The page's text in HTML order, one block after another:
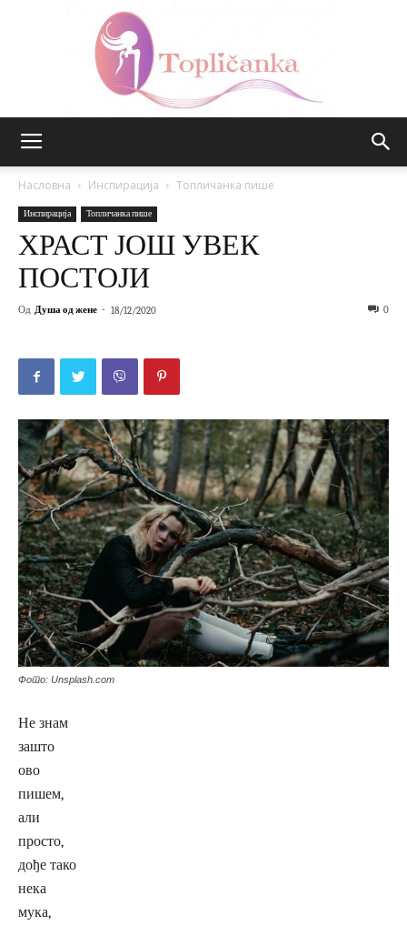
Насловна Инспирација Топличанка пише
Инспирација Топличанка пише
ХРАСТ ЈОШ УВЕК
ПОСТОЈИ
Од Душа од жене - 18/12/2020 0
Фото: Unsplash.com
Не знам
зашто
ово
пишем,
али
просто,
дође тако
нека
мука,